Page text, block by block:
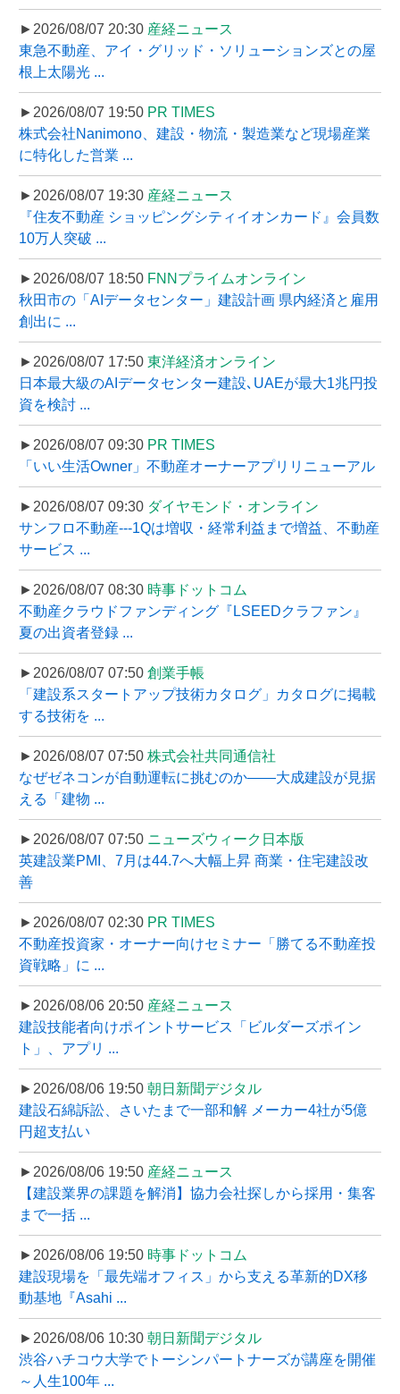
►2026/08/07 20:30 産経ニュース
東急不動産、アイ・グリッド・ソリューションズとの屋
根上太陽光 ...
►2026/08/07 19:50 PR TIMES
株式会社Nanimono、建設・物流・製造業など現場産業
に特化した営業 ...
►2026/08/07 19:30 産経ニュース
『住友不動産 ショッピングシティイオンカード』会員数
10万人突破 ...
►2026/08/07 18:50 FNNプライムオンライン
秋田市の「AIデータセンター」建設計画 県内経済と雇用
創出に ...
►2026/08/07 17:50 東洋経済オンライン
日本最大級のAIデータセンター建設､UAEが最大1兆円投
資を検討 ...
►2026/08/07 09:30 PR TIMES
「いい生活Owner」不動産オーナーアプリリニューアル
►2026/08/07 09:30 ダイヤモンド・オンライン
サンフロ不動産---1Qは増収・経常利益まで増益、不動産
サービス ...
►2026/08/07 08:30 時事ドットコム
不動産クラウドファンディング『LSEEDクラファン』
夏の出資者登録 ...
►2026/08/07 07:50 創業手帳
「建設系スタートアップ技術カタログ」カタログに掲載
する技術を ...
►2026/08/07 07:50 株式会社共同通信社
なぜゼネコンが自動運転に挑むのか――大成建設が見据
える「建物 ...
►2026/08/07 07:50 ニューズウィーク日本版
英建設業PMI、7月は44.7へ大幅上昇 商業・住宅建設改
善
►2026/08/07 02:30 PR TIMES
不動産投資家・オーナー向けセミナー「勝てる不動産投
資戦略」に ...
►2026/08/06 20:50 産経ニュース
建設技能者向けポイントサービス「ビルダーズポイン
ト」、アプリ ...
►2026/08/06 19:50 朝日新聞デジタル
建設石綿訴訟、さいたまで一部和解 メーカー4社が5億
円超支払い
►2026/08/06 19:50 産経ニュース
【建設業界の課題を解消】協力会社探しから採用・集客
まで一括 ...
►2026/08/06 19:50 時事ドットコム
建設現場を「最先端オフィス」から支える革新的DX移
動基地『Asahi ...
►2026/08/06 10:30 朝日新聞デジタル
渋谷ハチコウ大学でトーシンパートナーズが講座を開催
～人生100年 ...